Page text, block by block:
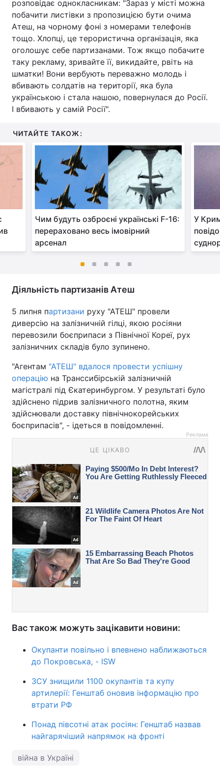
розповідає однокласникам: "Зараз у місті можна
побачити листівки з пропозицією бути очима
Атеш, на чорному фоні з номерами телефонів
тощо. Хлопці, це терористична організація, яка
оголошує себе партизанами. Тож якщо побачите
таку рекламу, зривайте її, викидайте, рвіть на
шматки! Вони вербують переважно молодь і
вбивають солдатів на території, яка була
українською і стала нашою, повернулася до Росії.
І вбивають у самій Росії".
ЧИТАЙТЕ ТАКОЖ:
Чим будуть озброєні українські F-16:
перераховано весь імовірний
арсенал
У
Діяльність партизанів Атеш
5 липня партизани руху "АТЕШ" провели
диверсію на залізничній гілці, якою росіяни
перевозили боєприпаси з Північної Кореї, рух
залізничних складів було зупинено.
"Агентам "АТЕШ" вдалося провести успішну
операцію на Транссибірській залізничній
магістралі під Єкатеринбургом. У результаті було
здійснено підрив залізничного полотна, яким
здійснювали доставку північнокорейських
боєприпасів", - ідеться в повідомленні.
Реклама
Вас також можуть зацікавити новини:
Окупанти повільно і впевнено наближаються
до Покровська, - ISW
ЗСУ знищили 1100 окупантів та купу
артилерії: Генштаб оновив інформацію про
втрати РФ
Понад півсотні атак росіян: Генштаб назвав
найгарячіший напрямок на фронті
війна в Україні